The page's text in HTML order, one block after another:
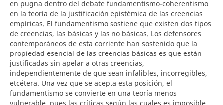
en pugna dentro del debate fundamentismo-coherentismo
en la teoría de la justificación epistémica de las creencias
empíricas. El fundamentismo sostiene que existen dos tipos
de creencias, las básicas y las no básicas. Los defensores
contemporáneos de esta corriente han sostenido que la
propiedad esencial de las creencias básicas es que están
justificadas sin apelar a otras creencias,
independientemente de que sean infalibles, incorregibles,
etcétera. Una vez que se acepta esta posición, el
fundamentismo se convierte en una teoría menos
vulnerable, pues las críticas según las cuales es imposible